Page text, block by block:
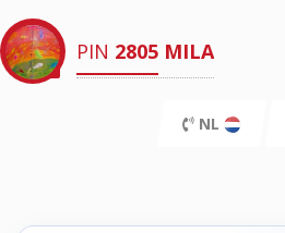
PIN 2805 MILA
NL